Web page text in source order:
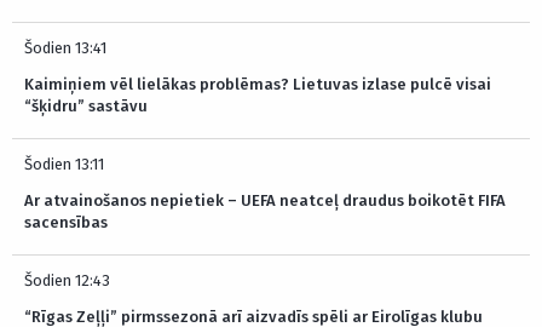
Šodien 13:41
Kaimiņiem vēl lielākas problēmas? Lietuvas izlase pulcē visai
“šķidru” sastāvu
Šodien 13:11
Ar atvainošanos nepietiek – UEFA neatceļ draudus boikotēt FIFA
sacensības
Šodien 12:43
“Rīgas Zeļļi” pirmssezonā arī aizvadīs spēli ar Eirolīgas klubu